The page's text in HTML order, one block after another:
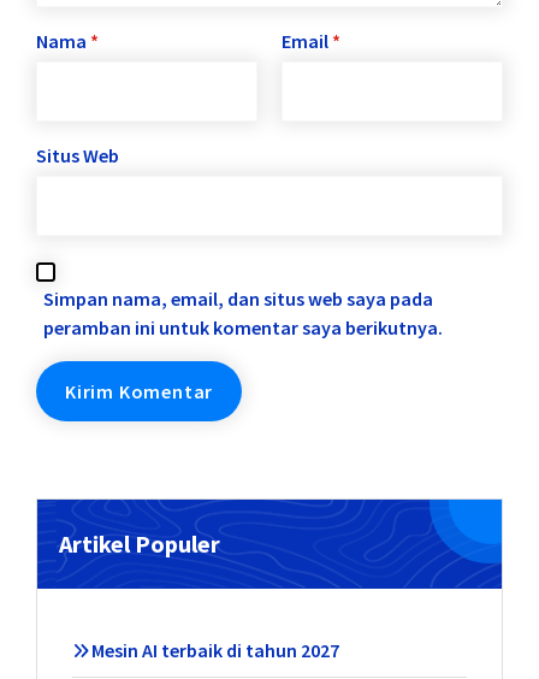
Nama * Email *
Situs Web
Simpan nama, email, dan situs web saya pada
peramban ini untuk komentar saya berikutnya.
Artikel Populer
Mesin AI terbaik di tahun 2027